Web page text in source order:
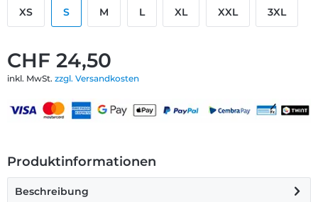
CHF 24,50
inkl. MwSt. zzgl. Versandkosten
XS S M L XL XXL 3XL
Produktinformationen
Beschreibung